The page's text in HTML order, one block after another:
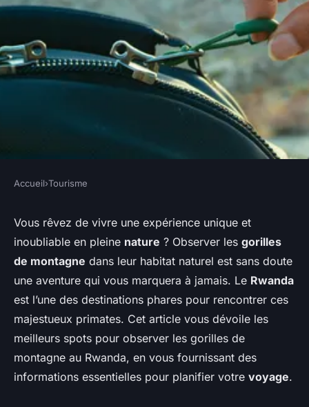
Quels sont les meilleurs spots
pour observer les gorilles de
montagne au Rwanda ?
Noah•4 juillet 2024•5 min de lecture
Accueil›Tourisme
Vous rêvez de vivre une expérience unique et
inoubliable en pleine nature ? Observer les gorilles
de montagne dans leur habitat naturel est sans doute
une aventure qui vous marquera à jamais. Le Rwanda
est l’une des destinations phares pour rencontrer ces
majestueux primates. Cet article vous dévoile les
meilleurs spots pour observer les gorilles de
montagne au Rwanda, en vous fournissant des
informations essentielles pour planifier votre voyage.